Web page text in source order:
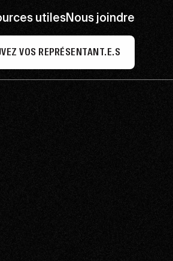
utilesNous joindre
VOS REPRÉSENTANT.E.S